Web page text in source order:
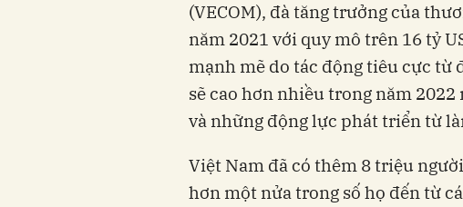
(VECOM), đà tăng trưởng của
năm 2021 với quy mô trên 16 tỷ
mạnh mẽ do tác động tiêu cực từ
sẽ cao hơn nhiều trong năm
và những động lực phát triển từ
Việt Nam đã có thêm 8 triệu
hơn một nửa trong số họ đến từ